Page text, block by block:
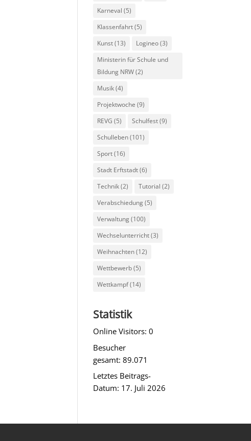
Karneval (5)
Klassenfahrt(5)
Kunst(13) Logineo(3)
Ministerin für Schule und
Bildung NRW(2)
Musik(4)
Projektwoche (9)
REVG (5) Schulfest(9)
Schulleben(101)
Sport(16)
Stadt Erftstadt(6)
Technik(2) Tutorial (2)
Verabschiedung(5)
Verwaltung(100)
Wechselunterricht(3)
Weihnachten(12)
Wettbewerb(5)
Wettkampf(14)
Statistik
Online Visitors:0
Besucher
gesamt:89.071
Letztes Beitrags-
Datum: 17. Juli 2026